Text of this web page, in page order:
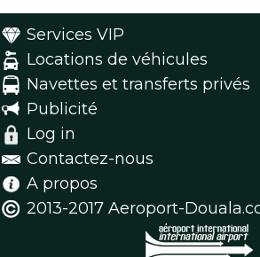
Services VIP
Locations de véhicules
Navettes et transferts privés
Publicité
Log in
Contactez-nous
A propos
2013-2017 Aeroport-